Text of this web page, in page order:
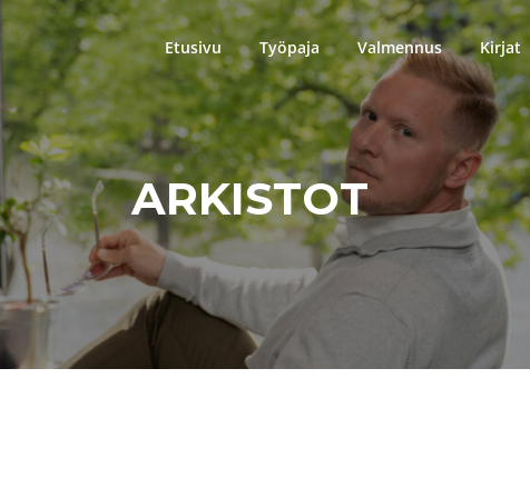
Etusivu Työpaja Valmennus Kirjat
ARKISTOT